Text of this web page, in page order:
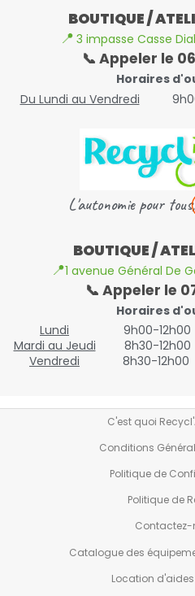
BOUTIQUE /
📍 3 impasse Casse
📞 Appeler le
Horaires
Du Lundi au Vendredi
L'autonomie pour
BOUTIQUE /
📍1 avenue Général De
📞 Appeler le
Horaires
Lundi
9h00-12h00
Mardi au Jeudi
8h30-12h00
Vendredi
8h30-12h00
C'est quoi
Conditions
Politique de
Politique de
Contactez-
Catalogue des
Location